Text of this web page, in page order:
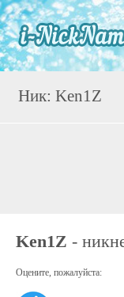
Ник: Ken1Z
Ken1Z -
Оцените, пожалуйста: